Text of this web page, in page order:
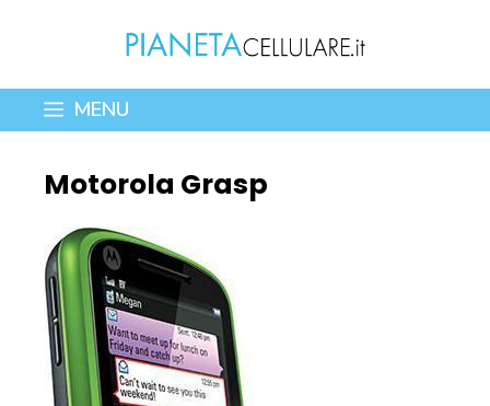
contenuto
MENU
Motorola Grasp